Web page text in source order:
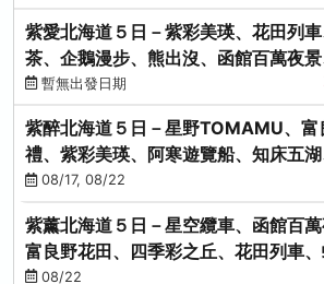
紫愛北海道５日－紫彩美瑛、花田列
茶、企鵝漫步、熊出沒、函館百萬夜
牛八大螃蟹吃到飽
暫無出發日期
紫醉北海道５日－星野TOMAMU、富
禮、紫彩美瑛、阿寒遊覽船、知床五
牛螃蟹吃到飽
08/17, 08/22
紫薰北海道５日－星空纜車、函館百萬
富良野花田、四季彩之丘、花田列車
08/22